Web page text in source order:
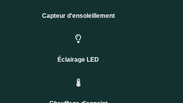
Capteur d'ensoleillement
Éclairage LED